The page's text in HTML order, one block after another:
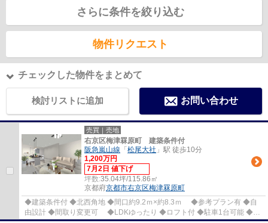
さらに条件を絞り込む
物件リクエスト
チェックした物件をまとめて
検討リストに追加 お問い合わせ
売買｜売地
右京区梅津罧原町 建築条件付
阪急嵐山線 「 松尾大社 」駅 徒歩10分
1,200万円
7月2日 値下げ
坪数:35.04坪/115.86㎡
京都府京都市右京区梅津罧原町
◆建築条件付 ◆北西角地 ◆間口約9.2ｍ×約8.3ｍ ◆参考プラン有 ◆自
由設計 ◆間取り変更可 ◆LDKゆったり ◆ロフト付 ◆駐車1台可能 ◆桂